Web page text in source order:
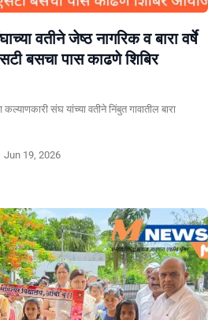
वतीने जेष्ठ नागरिक व बारा वर्षे
बसचा पास काढणे शिबिर
संघ यांच्या वतीने निंबुत गावातील बारा
Jun 19, 2026